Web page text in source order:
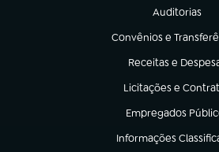
Auditorias
(abre em nova
Convênios e
(abre em nova aba)
Receitas e
(abre em nova aba)
Licitações e
(abre em nova aba)
Empregados
(abre em nova aba)
Informações
(abre em nova aba)